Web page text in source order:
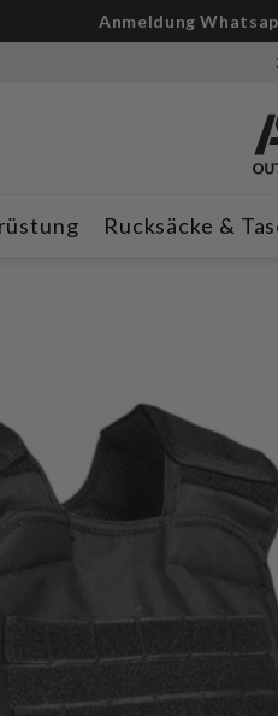
und CHF 10 Rabatt
Rucksäcke &